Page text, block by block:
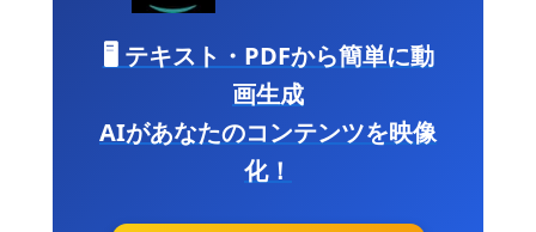
🖥️ テキスト・PDFから簡単に動
画生成
AIがあなたのコンテンツを映像
化！